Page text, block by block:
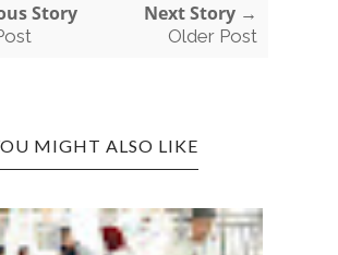
Story Next Story →
Older Post
MIGHT ALSO LIKE